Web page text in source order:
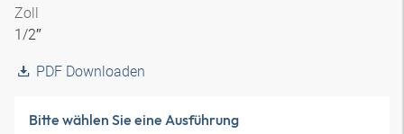
Zoll
1/2″
PDF Downloaden
Bitte wählen Sie eine Ausführung